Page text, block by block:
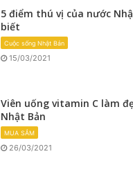
5 điểm thú vị của nước
biết
Cuộc sống Nhật Bản
15/03/2021
Viên uống vitamin C làm
Nhật Bản
MUA SẮM
26/03/2021